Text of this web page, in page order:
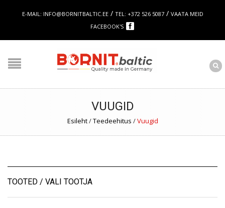
E-MAIL: INFO@BORNITBALTIC.EE/ TEL: +372 526 5087/ VAATA MEID
FACEBOOK'S
VUUGID
Esileht/Teedeehitus /Vuugid
TOOTED / VALI TOOTJA